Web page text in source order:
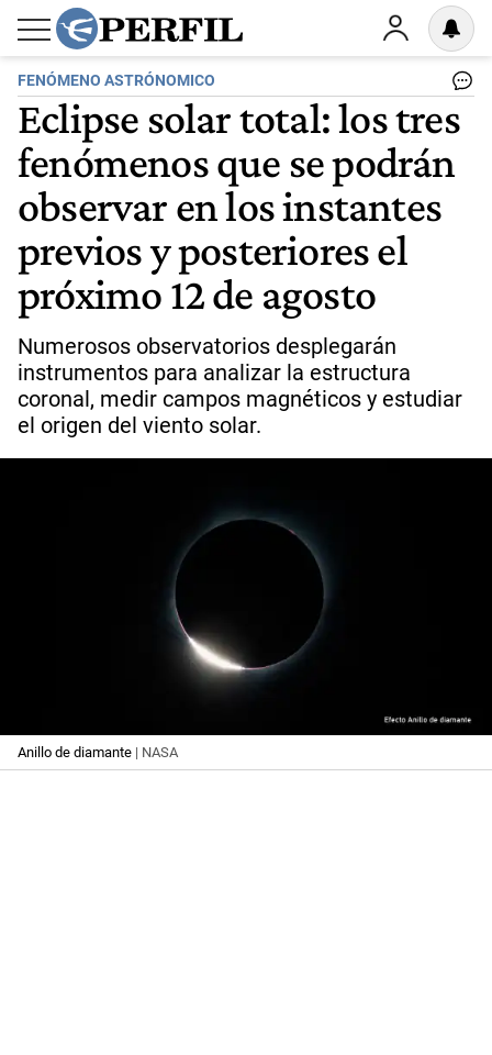
FENÓMENO ASTRÓNOMICO
Eclipse solar total: los tres
fenómenos que se podrán
observar en los instantes
previos y posteriores el
próximo 12 de agosto
Numerosos observatorios desplegarán
instrumentos para analizar la estructura
coronal, medir campos magnéticos y estudiar
el origen del viento solar.
Anillo de diamante | NASA